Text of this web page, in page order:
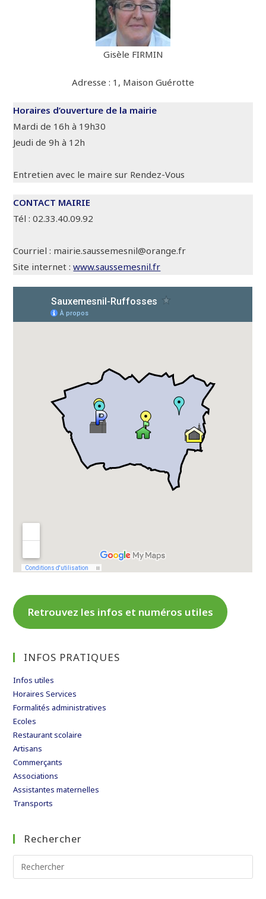
Gisèle FIRMIN
Adresse : 1, Maison Guérotte
Horaires d’ouverture de la mairie
Mardi de 16h à 19h30
Jeudi de 9h à 12h
Entretien avec le maire sur Rendez-Vous
CONTACT MAIRIE
Tél : 02.33.40.09.92
Courriel : mairie.saussemesnil@orange.fr
Site internet :www.saussemesnil.fr
Retrouvez les infos et numéros utiles
INFOS PRATIQUES
Infos utiles
Horaires Services
Formalités administratives
Ecoles
Restaurant scolaire
Artisans
Commerçants
Associations
Assistantes maternelles
Transports
Rechercher
Rechercher
sur